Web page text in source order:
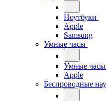
Ноутбуки
Apple
Samsung
Умные часы
Умные часы
Apple
Беспроводные